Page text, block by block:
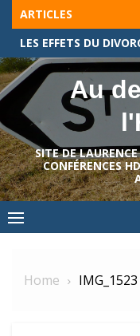
Skip
content
ARTICLES
Au
SITE DE
CONFÉRENCES
Home IMG_1523